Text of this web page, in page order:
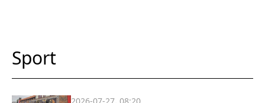
Sport
2026-07-27, 08:20